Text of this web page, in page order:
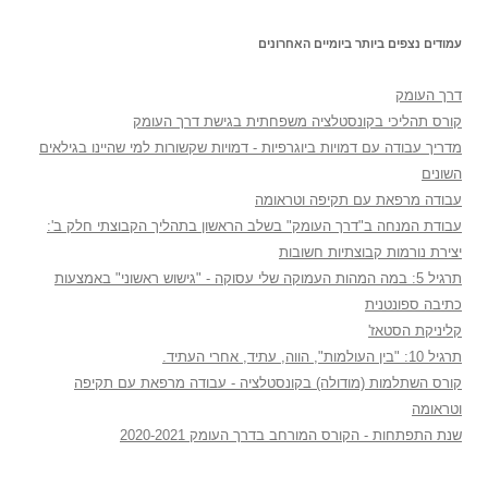
עמודים נצפים ביותר ביומיים האחרונים
דרך העומק
קורס תהליכי בקונסטלציה משפחתית בגישת דרך העומק
מדריך עבודה עם דמויות ביוגרפיות - דמויות שקשורות למי שהיינו בגילאים
השונים
עבודה מרפאת עם תקיפה וטראומה
עבודת המנחה ב"דרך העומק" בשלב הראשון בתהליך הקבוצתי חלק ב':
יצירת נורמות קבוצתיות חשובות
תרגיל 5: במה המהות העמוקה שלי עסוקה - "גישוש ראשוני" באמצעות
כתיבה ספונטנית
קליניקת הסטאז'
תרגיל 10: "בין העולמות", הווה, עתיד, אחרי העתיד.
קורס השתלמות (מודולה) בקונסטלציה - עבודה מרפאת עם תקיפה
וטראומה
שנת התפתחות - הקורס המורחב בדרך העומק 2020-2021